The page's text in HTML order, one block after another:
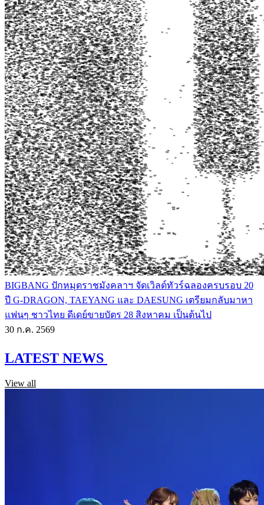
BIGBANG ปักหมุดราชมังคลาฯ จัดเวิลด์ทัวร์ฉลองครบรอบ 20
ปี G-DRAGON, TAEYANG และ DAESUNG เตรียมกลับมาหา
แฟนๆ ชาวไทย ดีเดย์ขายบัตร 28 สิงหาคม เป็นต้นไป
30 ก.ค. 2569
LATEST NEWS
View all